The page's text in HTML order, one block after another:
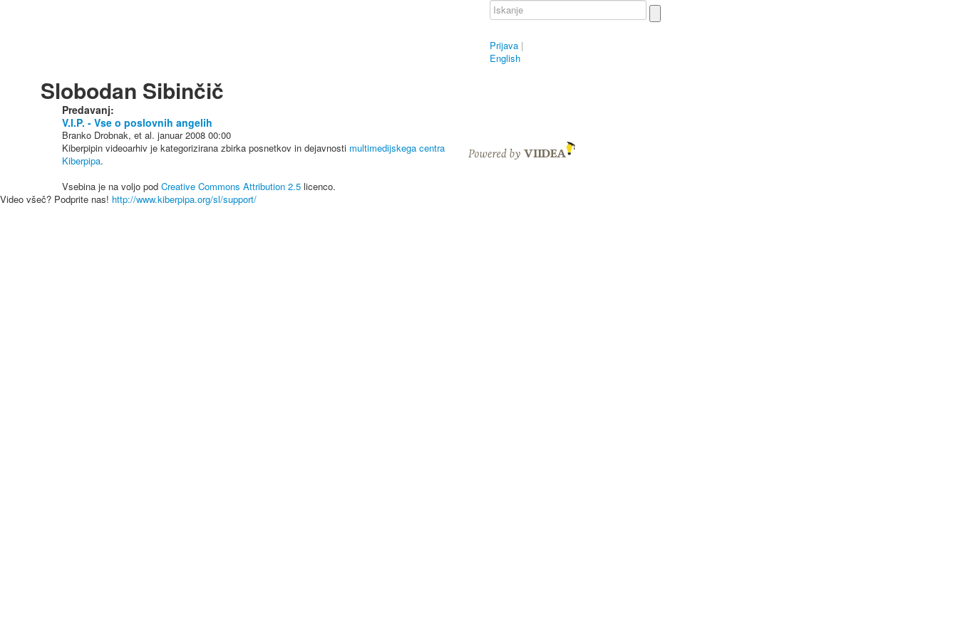
Prijava |
English
Slobodan Sibinčič
Predavanj:
V.I.P. - Vse o poslovnih angelih
Branko Drobnak, et al. januar 2008 00:00
Kiberpipin videoarhiv je kategorizirana zbirka posnetkov in dejavnosti multimedijskega centra
Kiberpipa.
Vsebina je na voljo pod Creative Commons Attribution 2.5 licenco.
Video všeč? Podprite nas! http://www.kiberpipa.org/sl/support/